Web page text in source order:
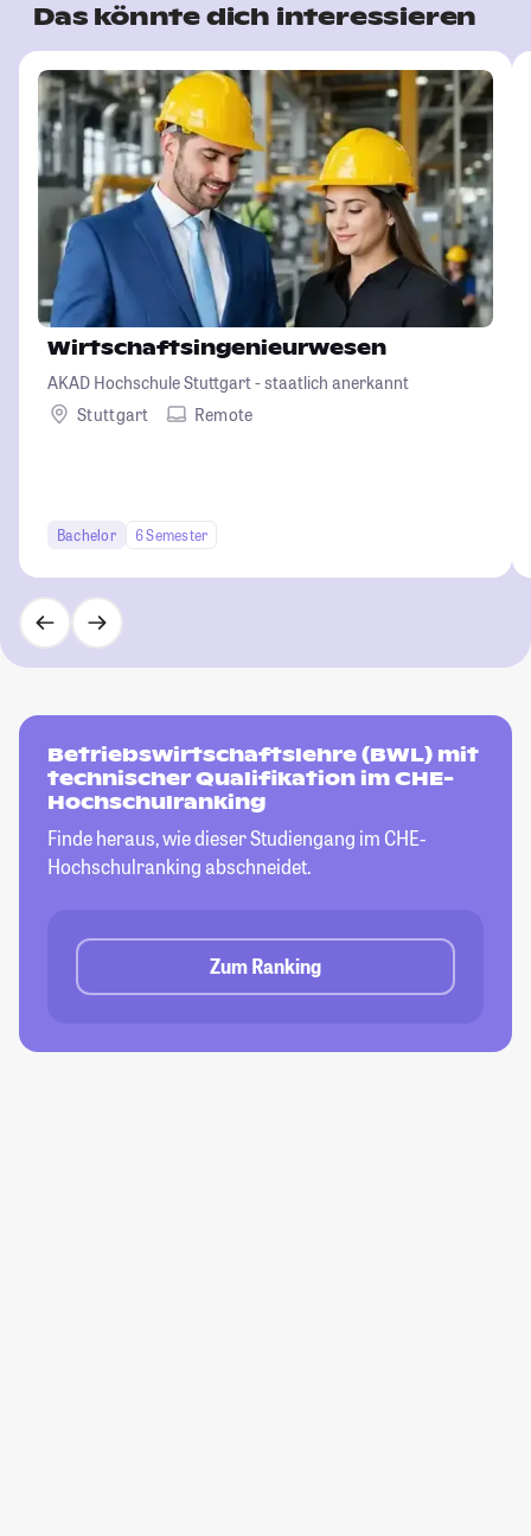
Das könnte dich interessieren
Wirtschaftsingenieurwesen
AKAD Hochschule Stuttgart - staatlich anerkannt
Stuttgart
Remote
Bachelor 6 Semester
Betriebswirtschaftslehre (BWL) mit
technischer Qualifikation im CHE-
Hochschulranking
Finde heraus, wie dieser Studiengang im CHE-
Hochschulranking abschneidet.
Zum Ranking